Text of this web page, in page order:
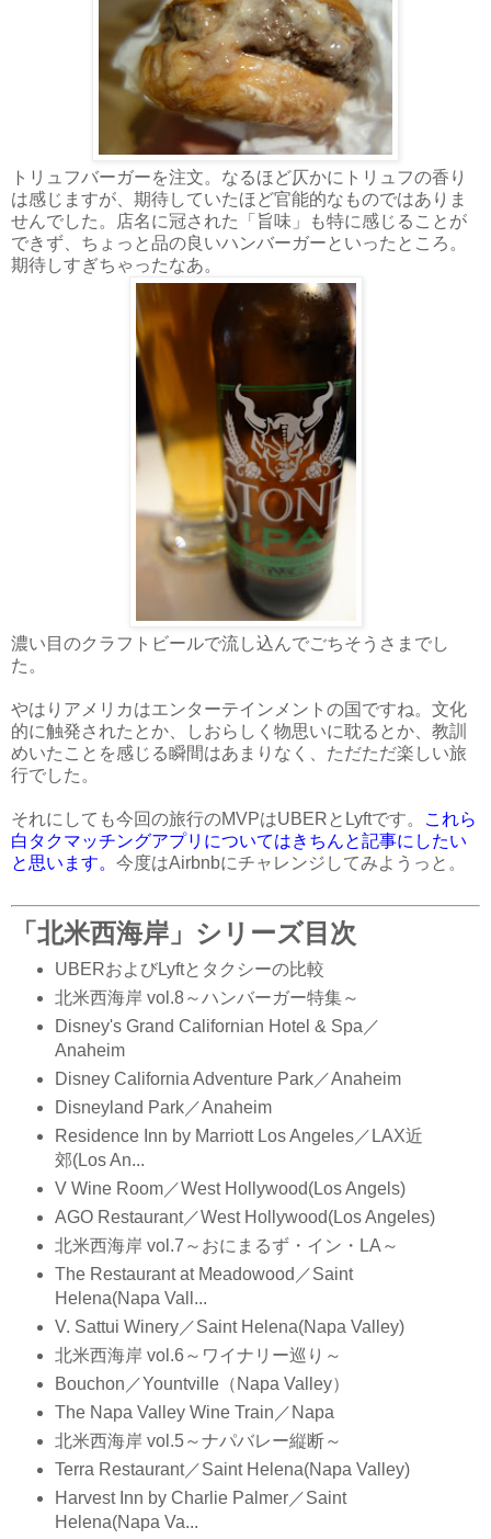
トリュフバーガーを注文。なるほど仄かにトリュフの香り
は感じますが、期待していたほど官能的なものではありま
せんでした。店名に冠された「旨味」も特に感じることが
できず、ちょっと品の良いハンバーガーといったところ。
期待しすぎちゃったなあ。
濃い目のクラフトビールで流し込んでごちそうさまでし
た。
やはりアメリカはエンターテインメントの国ですね。文化
的に触発されたとか、しおらしく物思いに耽るとか、教訓
めいたことを感じる瞬間はあまりなく、ただただ楽しい旅
行でした。
それにしても今回の旅行のMVPはUBERとLyftです。
これら
白タクマッチングアプリについてはきちんと記事にしたい
と思います。 今度はAirbnbにチャレンジしてみようっと。
「北米西海岸」シリーズ目次
UBERおよびLyftとタクシーの比較
北米西海岸 vol.8～ハンバーガー特集～
Disney's Grand Californian Hotel & Spa／
Anaheim
Disney California Adventure Park／Anaheim
Disneyland Park／Anaheim
Residence Inn by Marriott Los Angeles／LAX近
郊(Los An...
V Wine Room／West Hollywood(Los Angels)
AGO Restaurant／West Hollywood(Los Angeles)
北米西海岸 vol.7～おにまるず・イン・LA～
The Restaurant at Meadowood／Saint
Helena(Napa Vall...
V. Sattui Winery／Saint Helena(Napa Valley)
北米西海岸 vol.6～ワイナリー巡り～
Bouchon／Yountville（Napa Valley）
The Napa Valley Wine Train／Napa
北米西海岸 vol.5～ナパバレー縦断～
Terra Restaurant／Saint Helena(Napa Valley)
Harvest Inn by Charlie Palmer／Saint
Helena(Napa Va...